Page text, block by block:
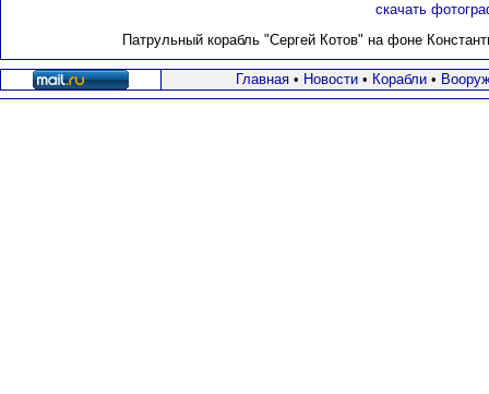
скачать
Патрульный корабль "Сергей Котов" на фоне
Главная• Новости• Корабли•